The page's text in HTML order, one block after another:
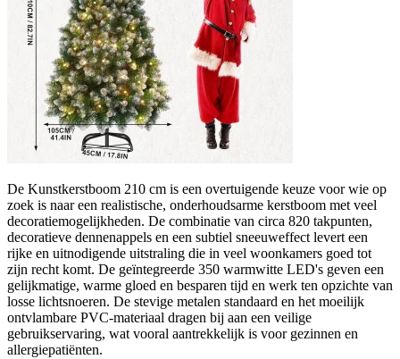
De Kunstkerstboom 210 cm is een overtuigende keuze voor wie op
zoek is naar een realistische, onderhoudsarme kerstboom met veel
decoratiemogelijkheden. De combinatie van circa 820 takpunten,
decoratieve dennenappels en een subtiel sneeuweffect levert een
rijke en uitnodigende uitstraling die in veel woonkamers goed tot
zijn recht komt. De geïntegreerde 350 warmwitte LED's geven een
gelijkmatige, warme gloed en besparen tijd en werk ten opzichte van
losse lichtsnoeren. De stevige metalen standaard en het moeilijk
ontvlambare PVC-materiaal dragen bij aan een veilige
gebruikservaring, wat vooral aantrekkelijk is voor gezinnen en
allergiepatiënten.